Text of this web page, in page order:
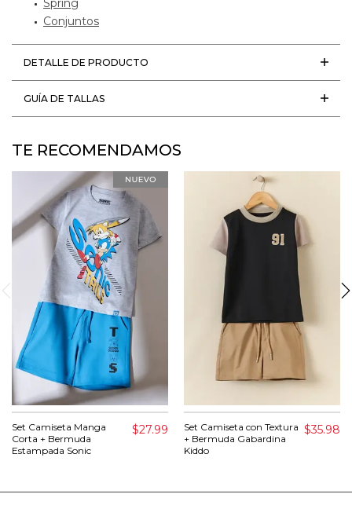
Conjuntos
DETALLE DE PRODUCTO
GUÍA DE TALLAS
TE RECOMENDAMOS
Set Camiseta Manga
Corta + Bermuda
Estampada Sonic
$27.99
Set Camiseta con Textura
+ Bermuda Gabardina
Kiddo
$35.98